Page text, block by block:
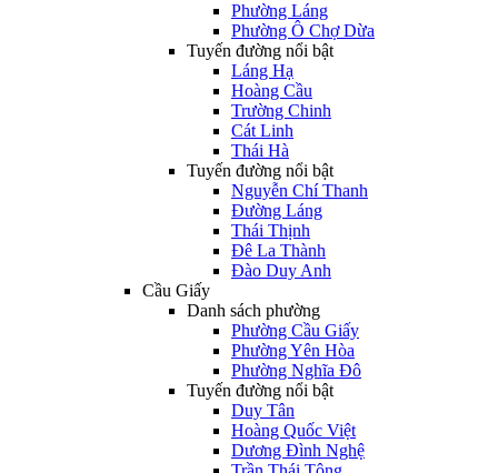
Phường Láng
Phường Ô Chợ Dừa
Tuyến đường nổi bật
Láng Hạ
Hoàng Cầu
Trường Chinh
Cát Linh
Thái Hà
Tuyến đường nổi bật
Nguyễn Chí Thanh
Đường Láng
Thái Thịnh
Đê La Thành
Đào Duy Anh
Cầu Giấy
Danh sách phường
Phường Cầu Giấy
Phường Yên Hòa
Phường Nghĩa Đô
Tuyến đường nổi bật
Duy Tân
Hoàng Quốc Việt
Dương Đình Nghệ